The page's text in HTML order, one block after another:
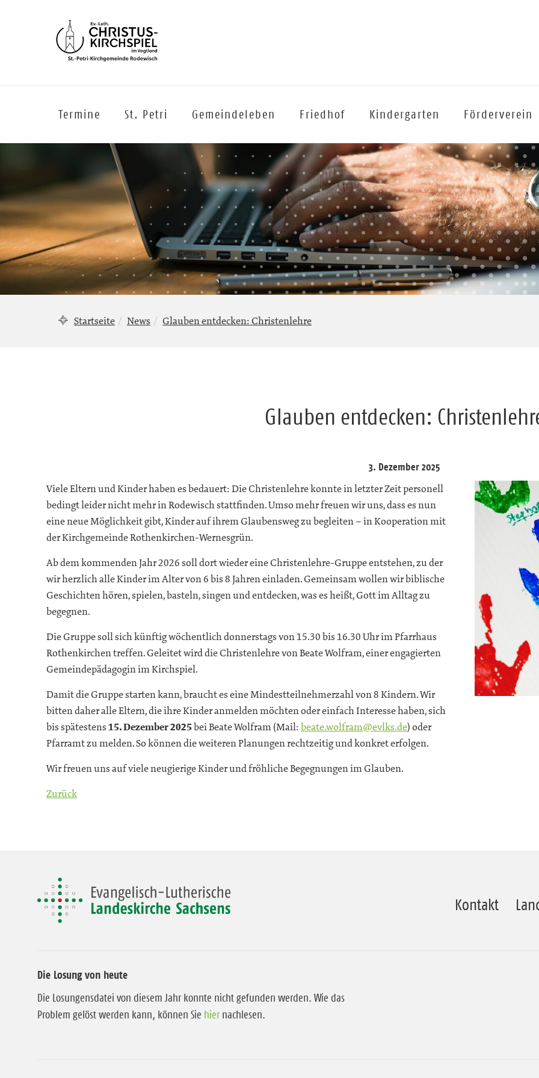
Termine St. Petri Gemeindeleben Friedhof Kindergarten Förderverein
Startseite News Glauben entdecken: Christenlehre
Glauben entdecken:
3. Dezember 2025
Viele Eltern und Kinder haben es bedauert: Die Christenlehre konnte in letzter Zeit personell
bedingt leider nicht mehr in Rodewisch stattfinden. Umso mehr freuen wir uns, dass es nun
eine neue Möglichkeit gibt, Kinder auf ihrem Glaubensweg zu begleiten – in Kooperation mit
der Kirchgemeinde Rothenkirchen-Wernesgrün.
Ab dem kommenden Jahr 2026 soll dort wieder eine Christenlehre-Gruppe entstehen, zu der
wir herzlich alle Kinder im Alter von 6 bis 8 Jahren einladen. Gemeinsam wollen wir biblische
Geschichten hören, spielen, basteln, singen und entdecken, was es heißt, Gott im Alltag zu
begegnen.
Die Gruppe soll sich künftig wöchentlich donnerstags von 15.30 bis 16.30 Uhr im Pfarrhaus
Rothenkirchen treffen. Geleitet wird die Christenlehre von Beate Wolfram, einer engagierten
Gemeindepädagogin im Kirchspiel.
Damit die Gruppe starten kann, braucht es eine Mindestteilnehmerzahl von 8 Kindern. Wir
bitten daher alle Eltern, die ihre Kinder anmelden möchten oder einfach Interesse haben, sich
bis spätestens15. Dezember 2025bei Beate Wolfram (Mail:beate.wolfram@evlks.de) oder
Pfarramt zu melden. So können die weiteren Planungen rechtzeitig und konkret erfolgen.
Wir freuen uns auf viele neugierige Kinder und fröhliche Begegnungen im Glauben.
Zurück
Kontakt
Die Losung von heute
Die Losungensdatei von diesem Jahr konnte nicht gefunden werden. Wie das
Problem gelöst werden kann, können Sie hier nachlesen.